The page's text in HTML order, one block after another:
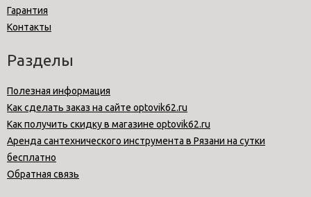
Гарантия
Контакты
Разделы
Полезная информация
Как сделать заказ на сайте optovik62.ru
Как получить скидку в магазине optovik62.ru
Аренда сантехнического инструмента в Рязани на сутки
бесплатно
Обратная связь